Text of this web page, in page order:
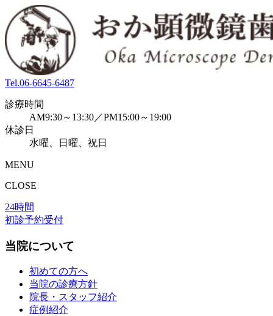
Tel.06-6645-6487
診療時間
AM9:30～13:30／PM15:00～19:00
休診日
水曜、日曜、祝日
MENU
CLOSE
24時間
初診予約受付
当院について
初めての方へ
当院の診療方針
院長・スタッフ紹介
症例紹介